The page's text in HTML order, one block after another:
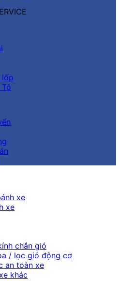
lốp
xe
xe
chắn gió
/ lọc gió động cơ
an toàn xe
khác